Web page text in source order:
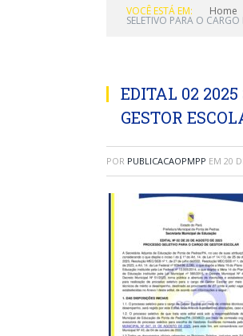
VOCÊ ESTÁ EM: Home
SELETIVO PARA O CARGO
EDITAL 02 2025
GESTOR
POR PUBLICACAOPMPP EM 20